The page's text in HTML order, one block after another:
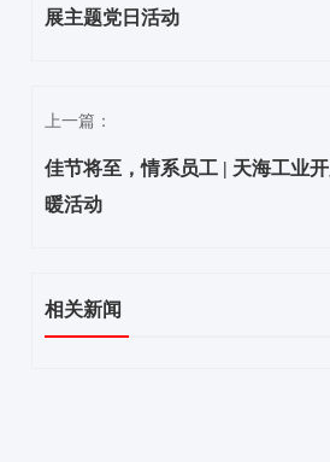
展主题党日活动
上一篇：
佳节将至，情系员工 | 天海工业
暖活动
相关新闻